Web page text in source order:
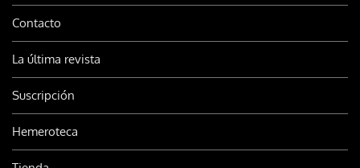
Contacto
La última revista
Suscripción
Hemeroteca